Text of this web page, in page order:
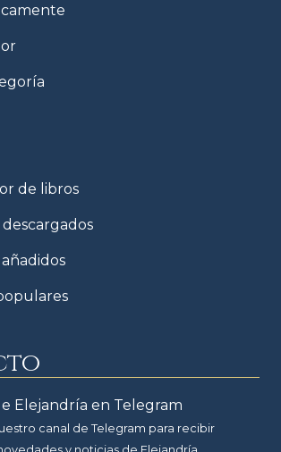
de libros
descargados
Elejandría en Telegram
canal de Telegram para recibir